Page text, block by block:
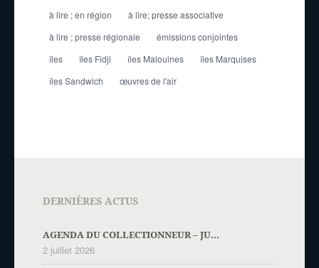
à lire ; en région
à lire; presse associative
à lire ; presse régionale
émissions conjointes
îles
îles Fidji îles Malouines
îles Marquises
îles Sandwich
œuvres de l'air
DERNIÈRES ACTUS
AGENDA DU COLLECTIONNEUR – JU...
2 juillet 2026